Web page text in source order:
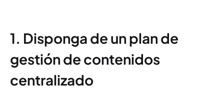
1. Disponga de un plan de
gestión de contenidos
centralizado